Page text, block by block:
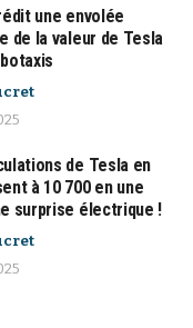
une envolée
de la valeur de Tesla
de Tesla en
à 10 700 en une
surprise électrique !